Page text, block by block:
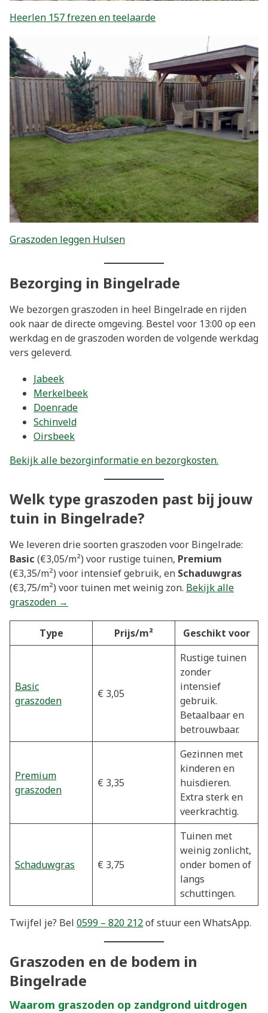
Heerlen 157 frezen en teelaarde
Graszoden leggen Hulsen
Bezorging in Bingelrade
We bezorgen graszoden in heel Bingelrade en rijden
ook naar de directe omgeving. Bestel voor 13:00 op een
werkdag en de graszoden worden de volgende werkdag
vers geleverd.
Jabeek
Merkelbeek
Doenrade
Schinveld
Oirsbeek
Bekijk alle bezorginformatie en bezorgkosten.
Welk type graszoden past bij jouw
tuin in Bingelrade?
We leveren drie soorten graszoden voor Bingelrade:
Basic (€3,05/m²) voor rustige tuinen, Premium
(€3,35/m²) voor intensief gebruik, en Schaduwgras
(€3,75/m²) voor tuinen met weinig zon. Bekijk alle
graszoden →
Type Prijs/m² Geschikt voor
Basic
graszoden
€ 3,05
Rustige tuinen
zonder
intensief
gebruik.
Betaalbaar en
betrouwbaar.
Premium
graszoden
€ 3,35
Gezinnen met
kinderen en
huisdieren.
Extra sterk en
veerkrachtig.
Schaduwgras € 3,75
Tuinen met
weinig zonlicht,
onder bomen of
langs
schuttingen.
Twijfel je? Bel 0599 – 820 212of stuur een WhatsApp.
Graszoden en de bodem in
Bingelrade
Waarom graszoden op zandgrond uitdrogen